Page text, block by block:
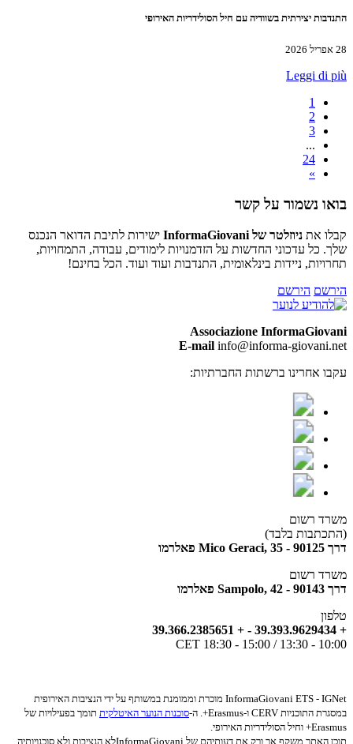
התנדבות יצירתית בשוודיה עם חיל הסולידריות האירופי
28 אפריל 2026
Leggi di più
1
2
3
...
24
»
בואו נשמור על קשר
קבלו את ניוזלטר של InformaGiovani
ישירות לתיבת הדואר הנכנס
שלך. כל עדכוני החדשות על הזדמנויות לימודים, עבודה, התמחויות,
תחרויות, ניידות בינלאומית, התנדבות ועוד ועוד. הכל בחינם!
הירשם הירשם
Associazione InformaGiovani
E-mail info@informa-giovani.net
עקבו אחרינו ברשתות החברתיות:
משרד רשום
(התכתבות בלבד)
דרך Mico Geraci, 35 - 90125 פאלרמו
משרד רשום
דרך Sampolo, 42 - 90143 פאלרמו
טלפון
+ 39.393.9629434 - + 39.366.2385651
10:00 - 13:30 / 15:00 - 18:30 CET
InformaGiovani ETS - IGNet מוכרת וממומנת במשותף על ידי הנציבות האירופית
במסגרת התוכניות CERV ו-Erasmus+. ה-
סוכנות הנוער האיטלקית תומך בפעילויות של
Erasmus+ וחיל הסולידריות האירופי.
תוכן האתר משקף אך ורק את דעותיהם של InformaGiovaniלא הנציבות ולא סוכנויותיה